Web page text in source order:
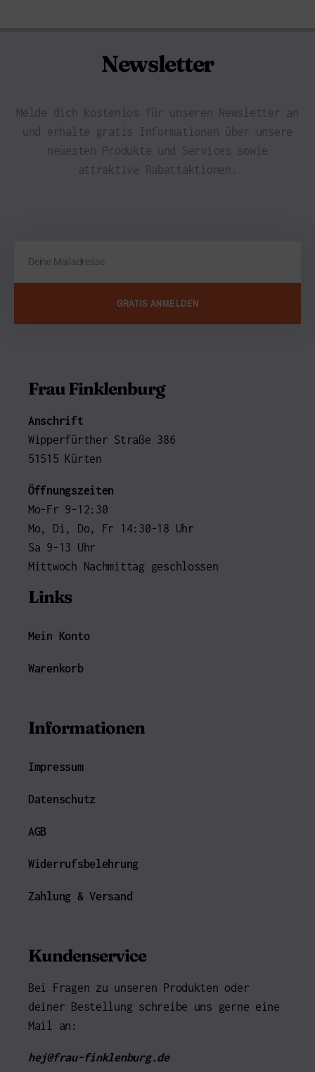
Newsletter
Melde dich kostenlos für unseren Newsletter an
und erhalte gratis Informationen über unsere
neuesten Produkte und Services sowie
attraktive Rabattaktionen.
GRATIS ANMELDEN
Frau Finklenburg
Anschrift
Wipperfürther Straße 386
51515 Kürten
Öffnungszeiten
Mo-Fr 9-12:30
Mo, Di, Do, Fr 14:30-18 Uhr
Sa 9-13 Uhr
Mittwoch Nachmittag geschlossen
Links
Mein Konto
Warenkorb
Informationen
Impressum
Datenschutz
AGB
Widerrufsbelehrung
Zahlung & Versand
Kundenservice
Bei Fragen zu unseren Produkten oder
deiner Bestellung schreibe uns gerne eine
Mail an:
hej@frau-finklenburg.de